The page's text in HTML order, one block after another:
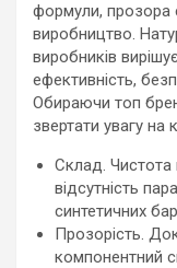
формули, прозора
виробництво.
виробників
ефективність,
Обираючи топ
звертати увагу на
Склад. Чистота
відсутність
синтетичних
Прозорість.
компонентний